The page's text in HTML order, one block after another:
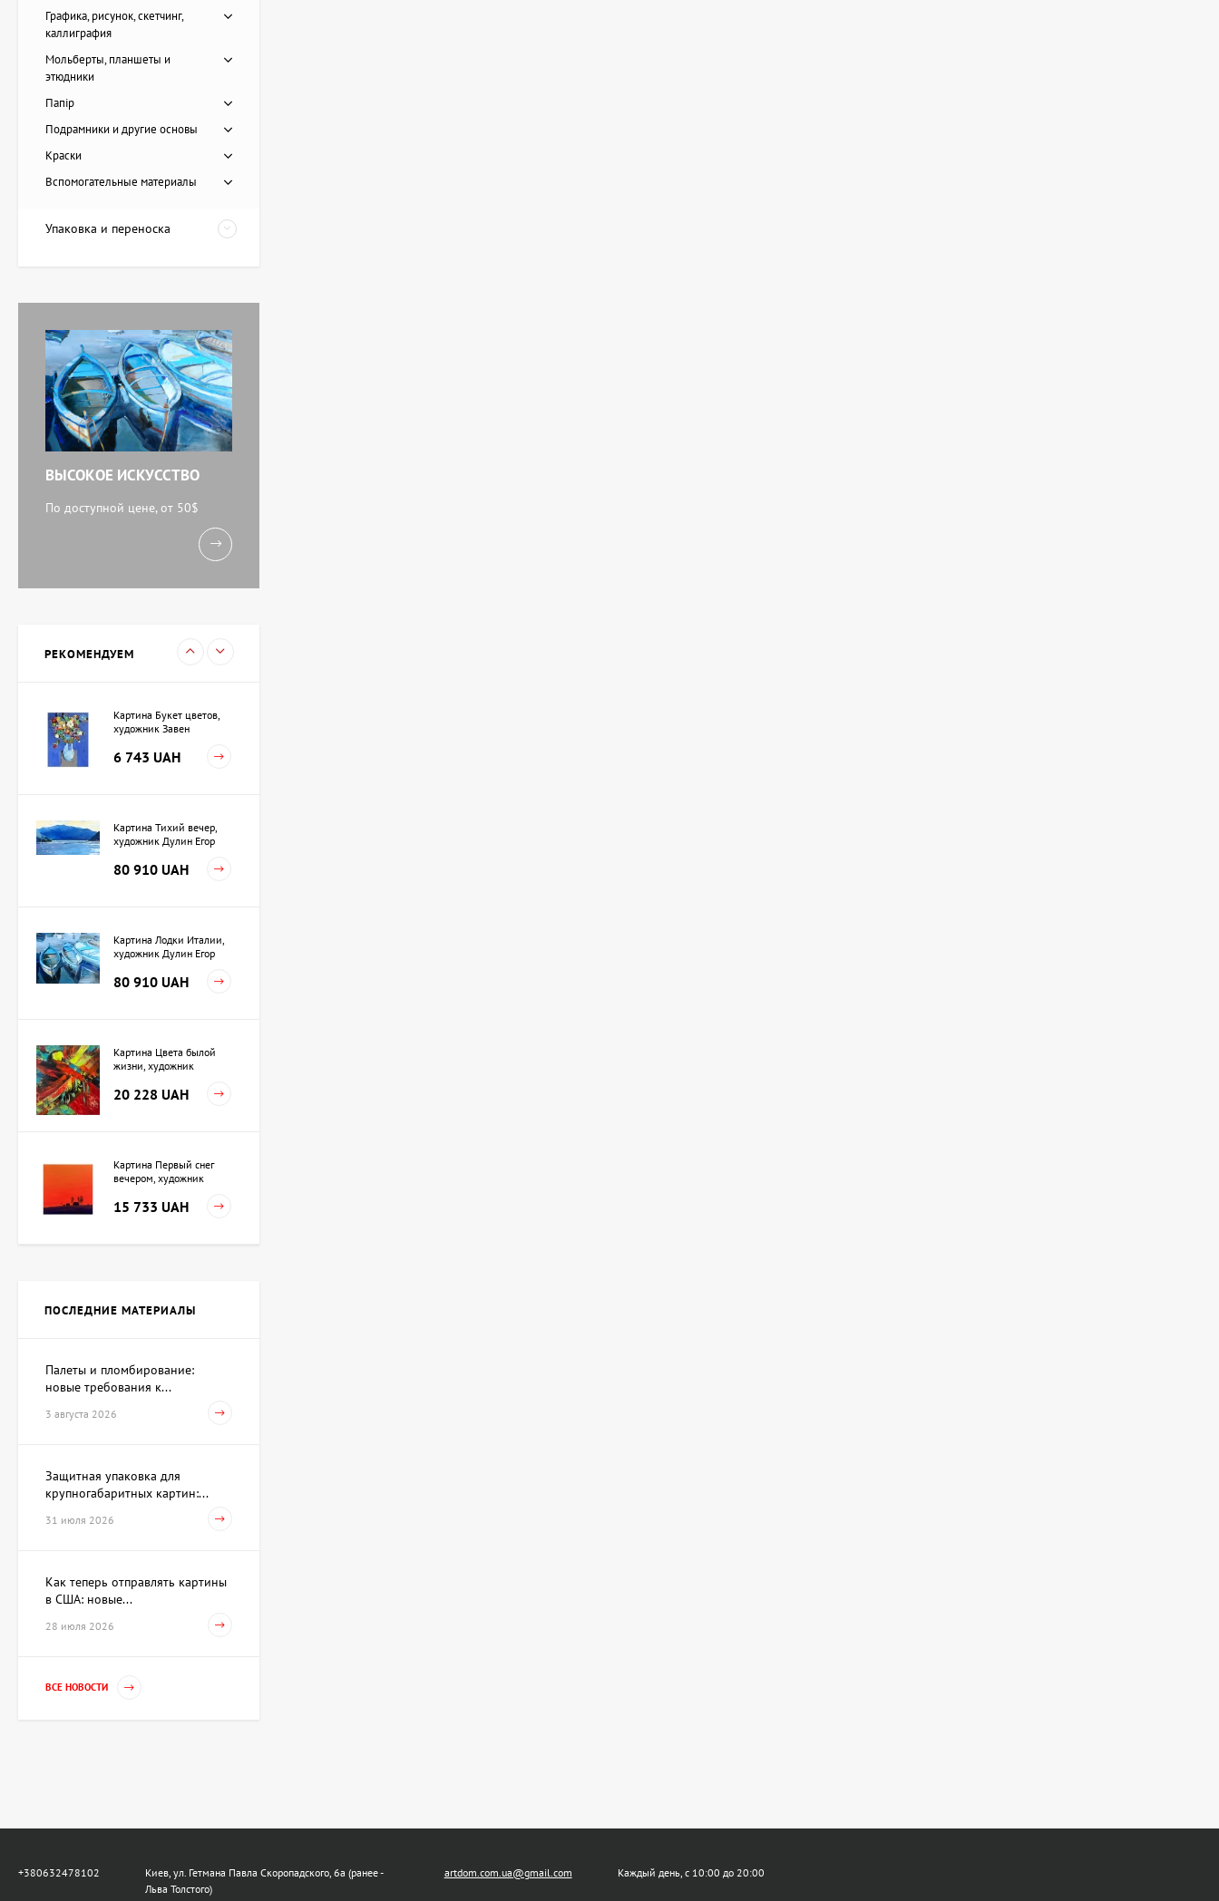
Графика, рисунок, скетчинг,
каллиграфия
Мольберты, планшеты и
этюдники
Папір
Подрамники и другие основы
Краски
Вспомогательные материалы
Упаковка и переноска
ВЫСОКОЕ ИСКУССТВО
По доступной цене, от 50$
РЕКОМЕНДУЕМ
Картина Пирс, художник
11 238 UAH
Картина Абстракция
триптих, художник Бурда
Ярослав
71 920 UAH
художник Кокин Михаил
Картина Букет цветов,
художник Завен
6 743 UAH
Картина Тихий вечер,
художник Дулин Егор
80 910 UAH
Картина Лодки Италии,
художник Дулин Егор
80 910 UAH
Картина Цвета былой
жизни, художник
20 228 UAH
Картина Первый снег
вечером, художник
15 733 UAH
Цена по
Скульптура Поиск себя,
Акварель Заговор Амура и
Венеры, художник Павлов
359 600 UAH
ПОСЛЕДНИЕ МАТЕРИАЛЫ
Палеты и пломбирование:
новые требования к...
3 августа 2026
Защитная упаковка для
крупногабаритных картин:...
31 июля 2026
Как теперь отправлять картины
в США: новые...
28 июля 2026
ВСЕ НОВОСТИ
+380632478102
Киев, ул. Гетмана Павла Скоропадского, 6а (ранее -
Льва Толстого)
artdom.com.ua@gmail.com Каждый день, с 10:00 до 20:00